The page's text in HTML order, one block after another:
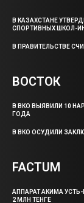
В КАЗАХСТАНЕ
СПОРТИВНЫХ ШКОЛ-
В ПРАВИТЕЛЬСТВЕ
ВОСТОК
В ВКО ВЫЯВИЛИ 10
ГОДА
В ВКО ОСУДИЛИ
FACTUM
АППАРАТ АКИМА
2 МЛН ТЕНГЕ